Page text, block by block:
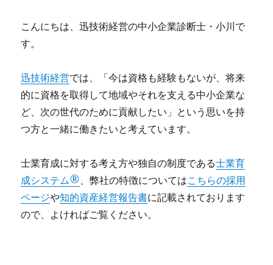
こんにちは、迅技術経営の中小企業診断士・小川で
す。
迅技術経営では、「今は資格も経験もないが、将来
的に資格を取得して地域やそれを支える中小企業な
ど、次の世代のために貢献したい」という思いを持
つ方と一緒に働きたいと考えています。
士業育成に対する考え方や独自の制度である士業育
成システム®
、弊社の特徴についてはこちらの採用
ページや知的資産経営報告書に記載されております
ので、よければご覧ください。